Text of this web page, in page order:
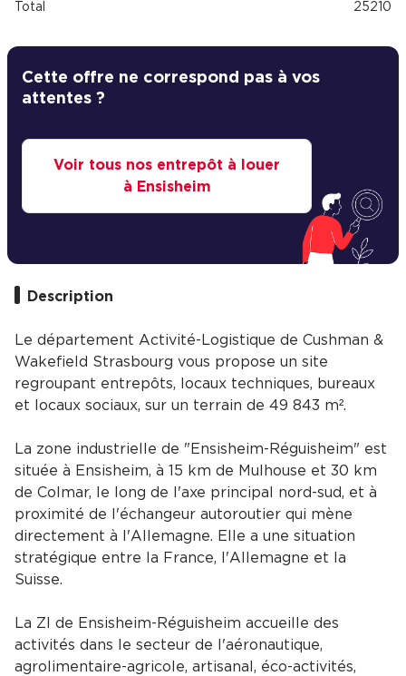
Total 25210
Cette offre ne correspond pas à vos
attentes ?
Voir tous nos entrepôt à louer
à Ensisheim
Description
Le département Activité-Logistique de Cushman &
Wakefield Strasbourg vous propose un site
regroupant entrepôts, locaux techniques, bureaux
et locaux sociaux, sur un terrain de 49 843 m².
La zone industrielle de "Ensisheim-Réguisheim" est
située à Ensisheim, à 15 km de Mulhouse et 30 km
de Colmar, le long de l'axe principal nord-sud, et à
proximité de l'échangeur autoroutier qui mène
directement à l'Allemagne. Elle a une situation
stratégique entre la France, l'Allemagne et la
Suisse.
La ZI de Ensisheim-Réguisheim accueille des
activités dans le secteur de l'aéronautique,
agrolimentaire-agricole, artisanal, éco-activités,